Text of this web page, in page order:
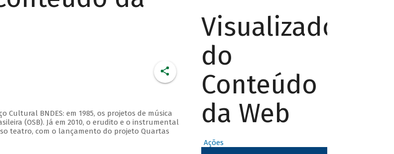
BNDES: em 1985, os projetos de música
(OSB). Já em 2010, o erudito e o instrumental
teatro, com o lançamento do projeto Quartas
Visualizador
do
Conteúdo
da Web
Ações